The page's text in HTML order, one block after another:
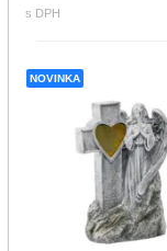
s DPH
NOVINKA